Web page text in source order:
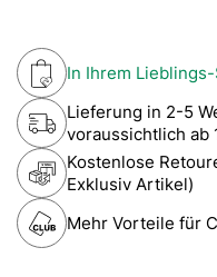
In Ihrem
Lieferung in 2-5
voraussichtlich ab
Kostenlose
Exklusiv Artikel)
Mehr Vorteile für